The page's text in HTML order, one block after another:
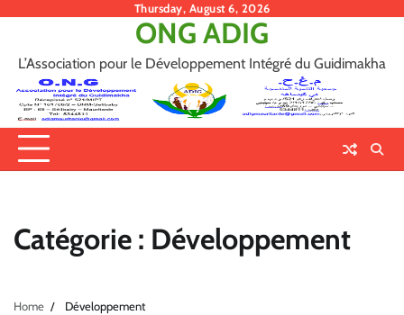
Thursday, August 6, 2026
ONG ADIG
L’Association pour le Développement Intégré du Guidimakha
Catégorie : Développement
Home Développement